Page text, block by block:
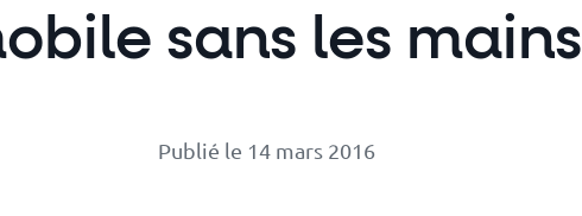
sans les mains
Publié le 14 mars 2016